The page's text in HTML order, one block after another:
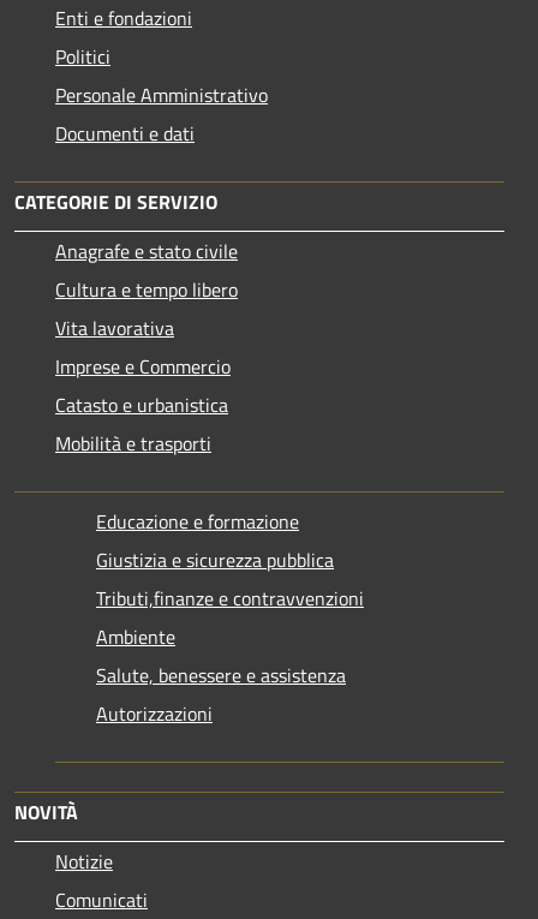
Enti e fondazioni
Politici
Personale Amministrativo
Documenti e dati
CATEGORIE DI SERVIZIO
Anagrafe e stato civile
Cultura e tempo libero
Vita lavorativa
Imprese e Commercio
Catasto e urbanistica
Mobilità e trasporti
Educazione e formazione
Giustizia e sicurezza pubblica
Tributi,finanze e contravvenzioni
Ambiente
Salute, benessere e assistenza
Autorizzazioni
NOVITÀ
Notizie
Comunicati